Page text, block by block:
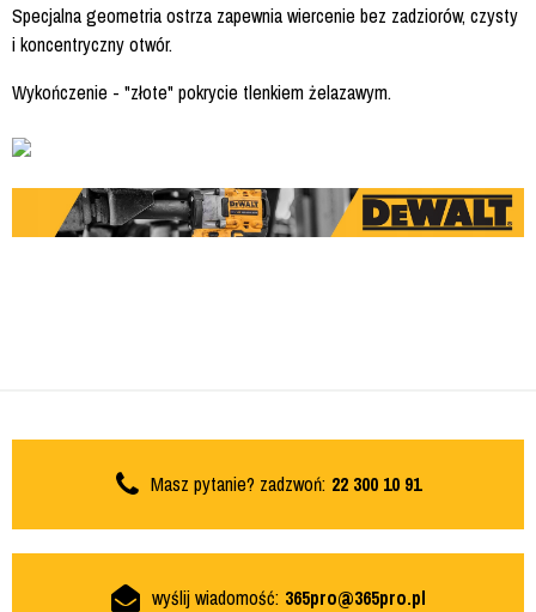
Specjalna geometria ostrza zapewnia wiercenie bez zadziorów, czysty
i koncentryczny otwór.
Wykończenie - "złote" pokrycie tlenkiem żelazawym.
Masz pytanie? zadzwoń: 22 300 10 91
wyślij wiadomość: 365pro@365pro.pl